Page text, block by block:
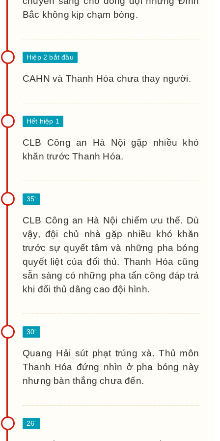
Bắc không kịp chạm bóng.
CAHN và Thanh Hóa chưa thay người.
CLB Công an Hà Nội gặp nhiều khó
khăn trước Thanh Hóa.
CLB Công an Hà Nội chiếm ưu thế. Dù
vậy, đội chủ nhà gặp nhiều khó khăn
trước sự quyết tâm và những pha bóng
quyết liệt của đối thủ. Thanh Hóa cũng
sẵn sàng có những pha tấn công đáp trả
khi đối thủ dâng cao đội hình.
Quang Hải sút phạt trúng xà. Thủ môn
Thanh Hóa đứng nhìn ở pha bóng này
nhưng bàn thắng chưa đến.